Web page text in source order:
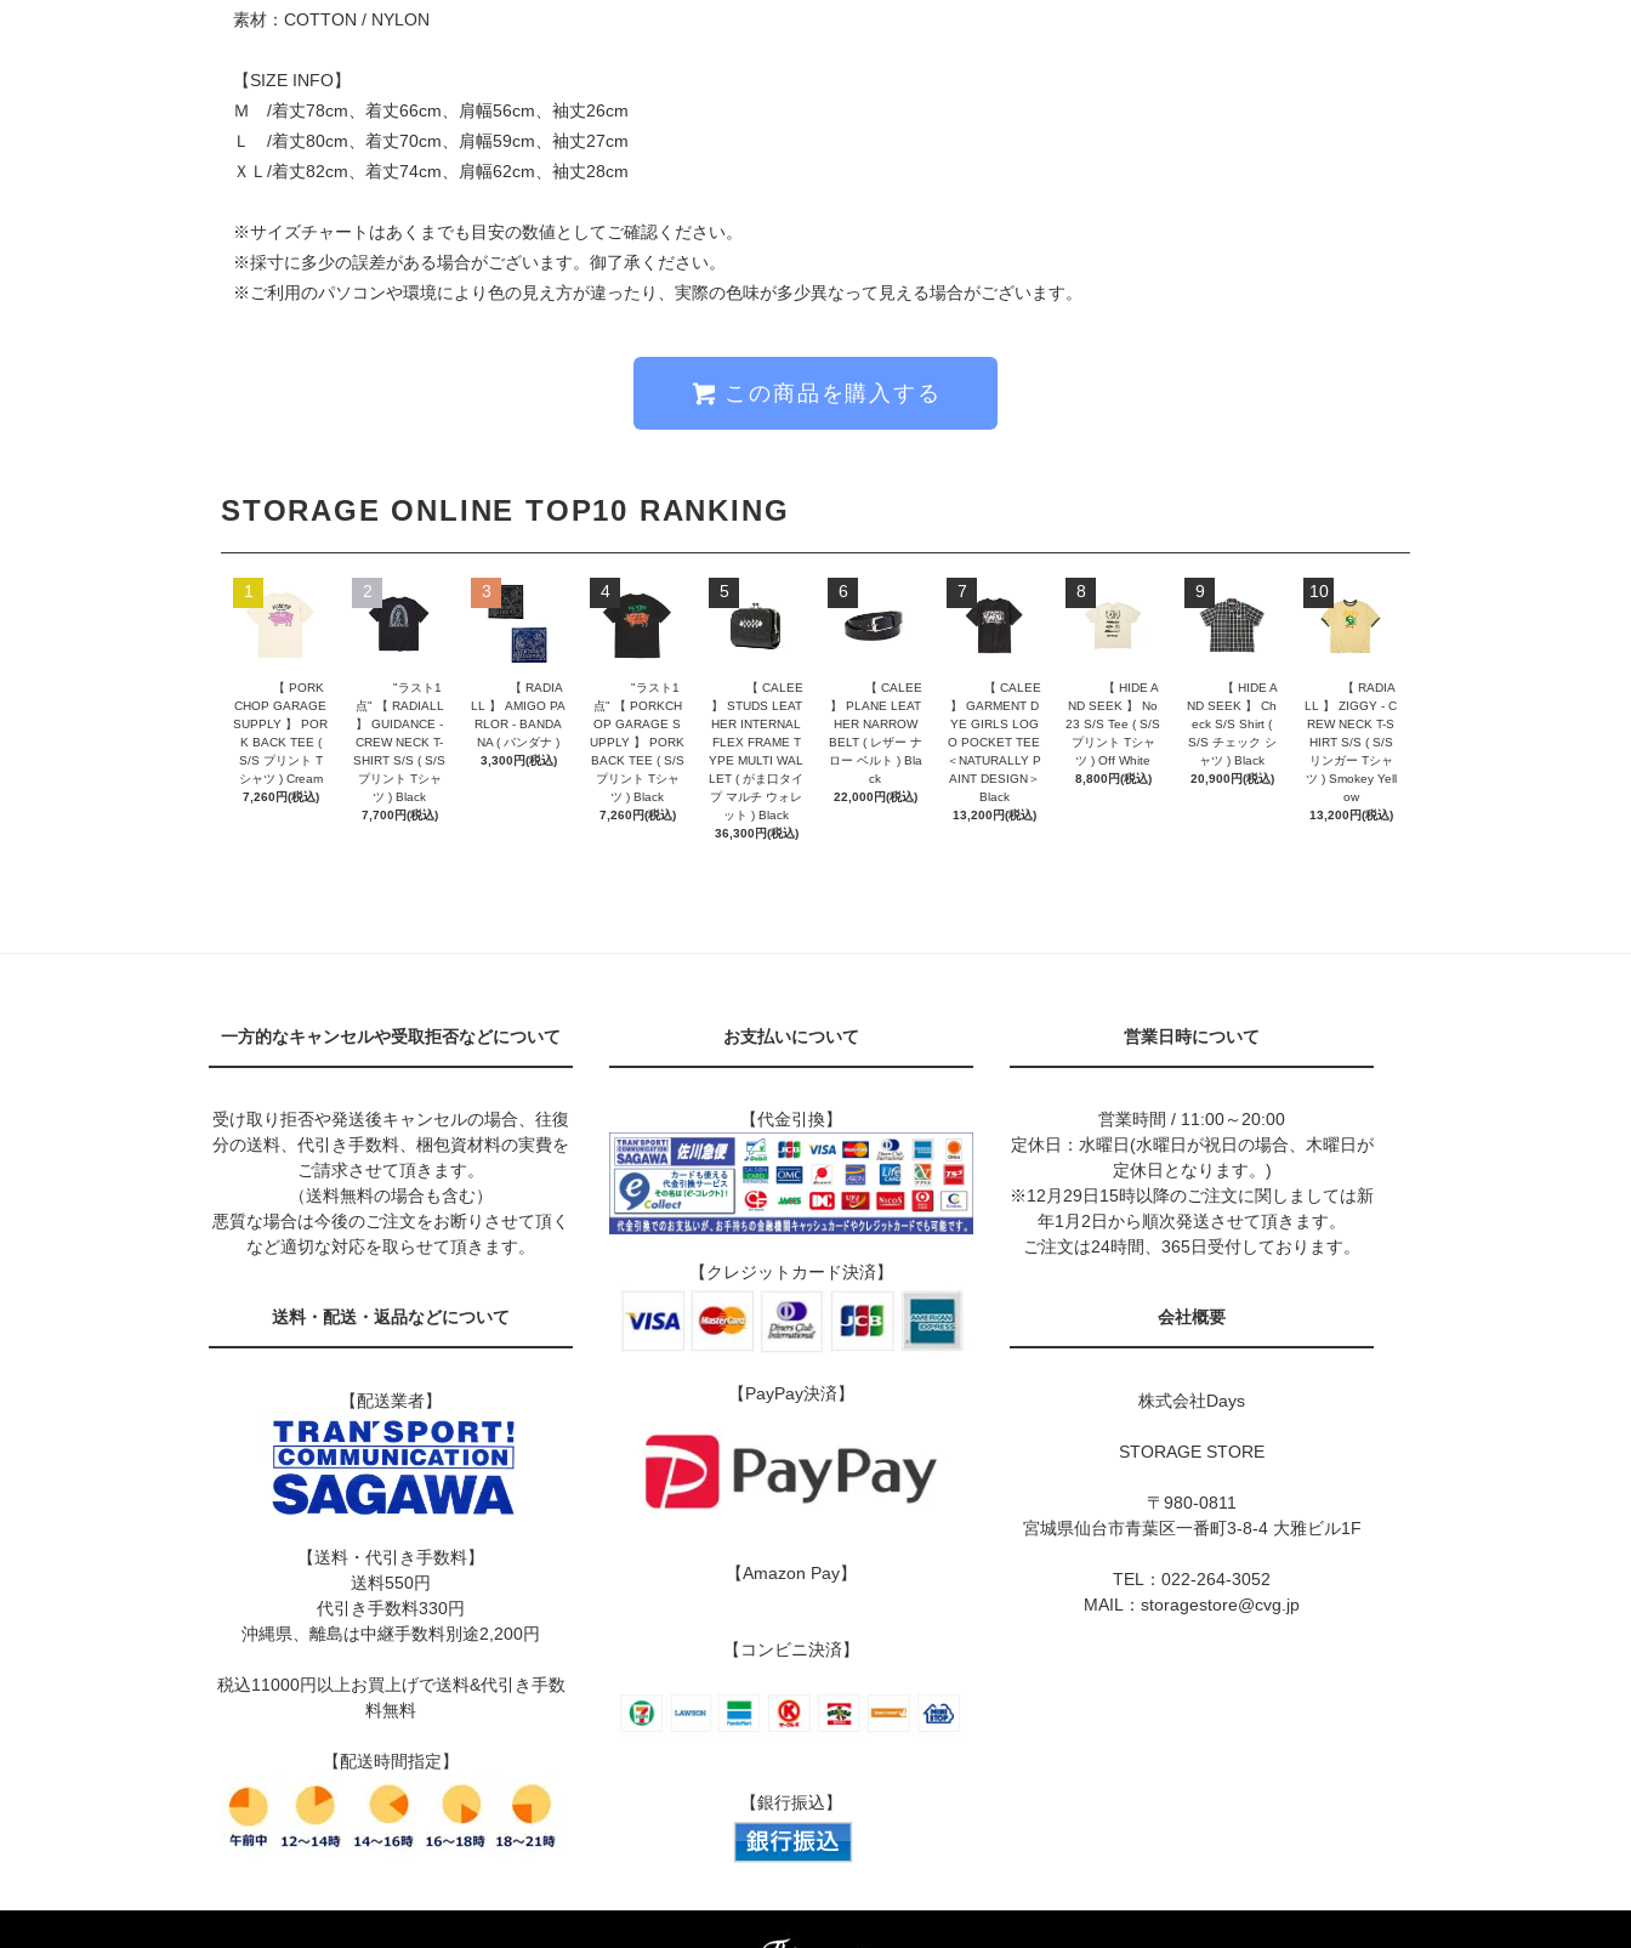
素材：COTTON / NYLON
【SIZE INFO】
Ｍ /着丈78cm、着丈66cm、肩幅56cm、袖丈26cm
Ｌ /着丈80cm、着丈70cm、肩幅59cm、袖丈27cm
ＸＬ/着丈82cm、着丈74cm、肩幅62cm、袖丈28cm
※サイズチャートはあくまでも目安の数値としてご確認ください。
※採寸に多少の誤差がある場合がございます。御了承ください。
※ご利用のパソコンや環境により色の見え方が違ったり、実際の色味が多少異なって見える場合がございます。
この商品を購入する
STORAGE ONLINE TOP10 RANKING
1
【 PORK
CHOP GARAGE
SUPPLY 】 POR
K BACK TEE (
S/S プリント T
シャツ ) Cream
7,260円(税込)
2
"ラスト1
点" 【 RADIALL
】 GUIDANCE -
CREW NECK T-
SHIRT S/S ( S/S
プリント Tシャ
ツ ) Black
7,700円(税込)
3
【 RADIA
LL 】 AMIGO PA
RLOR - BANDA
NA ( バンダナ )
3,300円(税込)
4
"ラスト1
点" 【 PORKCH
OP GARAGE S
UPPLY 】 PORK
BACK TEE ( S/S
プリント Tシャ
ツ ) Black
7,260円(税込)
5
【 CALEE
】 STUDS LEAT
HER INTERNAL
FLEX FRAME T
YPE MULTI WAL
LET ( がま口タイ
プ マルチ ウォレ
ット ) Black
36,300円(税込)
6
【 CALEE
】 PLANE LEAT
HER NARROW
BELT ( レザー ナ
ロー ベルト ) Bla
ck
22,000円(税込)
7
【 CALEE
】 GARMENT D
YE GIRLS LOG
O POCKET TEE
＜NATURALLY P
AINT DESIGN＞
Black
13,200円(税込)
8
【 HIDE A
ND SEEK 】 No
23 S/S Tee ( S/S
プリント Tシャ
ツ ) Off White
8,800円(税込)
9
【 HIDE A
ND SEEK 】 Ch
eck S/S Shirt (
S/S チェック シ
ャツ ) Black
20,900円(税込)
10
【 RADIA
LL 】 ZIGGY - C
REW NECK T-S
HIRT S/S ( S/S
リンガー Tシャ
ツ ) Smokey Yell
ow
13,200円(税込)
一方的なキャンセルや受取拒否などについて
受け取り拒否や発送後キャンセルの場合、往復
分の送料、代引き手数料、梱包資材料の実費を
ご請求させて頂きます。
（送料無料の場合も含む）
悪質な場合は今後のご注文をお断りさせて頂く
など適切な対応を取らせて頂きます。
送料・配送・返品などについて
【配送業者】
【送料・代引き手数料】
送料550円
代引き手数料330円
沖縄県、離島は中継手数料別途2,200円
税込11000円以上お買上げで送料&代引き手数
料無料
【配送時間指定】
お支払いについて
【代金引換】
【クレジットカード決済】
【PayPay決済】
【Amazon Pay】
【コンビニ決済】
【銀行振込】
営業日時について
営業時間 / 11:00～20:00
定休日：水曜日(水曜日が祝日の場合、木曜日が
定休日となります。)
※12月29日15時以降のご注文に関しましては新
年1月2日から順次発送させて頂きます。
ご注文は24時間、365日受付しております。
会社概要
株式会社Days
STORAGE STORE
〒980-0811
宮城県仙台市青葉区一番町3-8-4 大雅ビル1F
TEL：022-264-3052
MAIL： storagestore@cvg.jp